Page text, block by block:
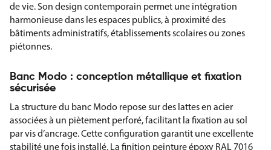
de vie. Son design contemporain permet une intégration
harmonieuse dans les espaces publics, à proximité des
bâtiments administratifs, établissements scolaires ou zones
piétonnes.
Banc Modo : conception métallique et fixation
sécurisée
La structure du banc Modo repose sur des lattes en acier
associées à un piètement perforé, facilitant la fixation au sol
par vis d’ancrage. Cette configuration garantit une excellente
stabilité une fois installé. La finition peinture époxy RAL 7016